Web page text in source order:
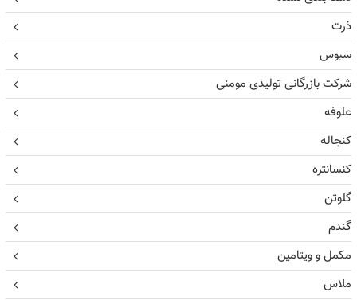
ذرت
سبوس
شرکت بازرگانی تولیدی مومنی
علوفه
کنجاله
کنسانتره
گلوتن
گندم
مکمل و ویتامین
ملاس